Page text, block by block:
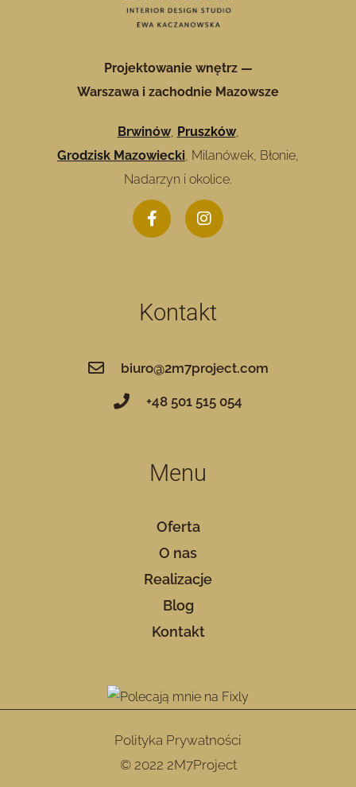
Projektowanie wnętrz —
Warszawa i zachodnie Mazowsze
Brwinów, Pruszków,
Grodzisk Mazowiecki, Milanówek, Błonie,
Nadarzyn i okolice.
Kontakt
biuro@2m7project.com
+48 501 515 054
Menu
Oferta
O nas
Realizacje
Blog
Kontakt
Polityka Prywatności
© 2022 2M7Project